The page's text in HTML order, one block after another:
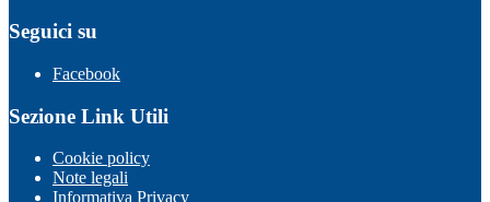
Seguici su
Facebook
Sezione Link Utili
Cookie policy
Note legali
Informativa Privacy